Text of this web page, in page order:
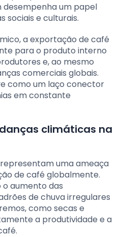
um papel
sociais e culturais.
a exportação de café
para o produto interno
e, ao mesmo
comerciais globais.
como um laço conector
em constante
climáticas na
uma ameaça
de café globalmente.
aumento das
de chuva irregulares
como secas e
a produtividade e a